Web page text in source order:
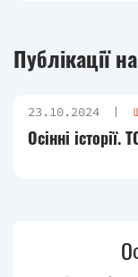
Публікації
23.10.2024
Осінні історії.